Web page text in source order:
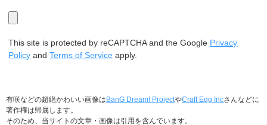
This site is protected by reCAPTCHA and the Google Privacy
Policy andTerms of Service apply.
有咲などの超絶かわいい画像は BanG Dream! ProjectやCraft Egg Incさんなどに
著作権は帰属します。
そのため、当サイトの文章・画像は引用を含んでいます。